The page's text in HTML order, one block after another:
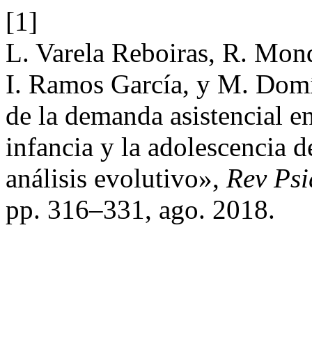
[1]
L. Varela Reboiras, R.
I. Ramos García, y M.
de la demanda asistencial
infancia y la adolescencia
análisis evolutivo», Rev
pp. 316–331, ago. 2018.